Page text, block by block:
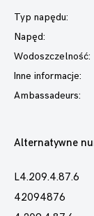
Typ napędu:
Napęd:
Wodoszczelność:
Inne informacje:
Ambassadeurs:
Alternatywne
L4.209.4.87.6
42094876